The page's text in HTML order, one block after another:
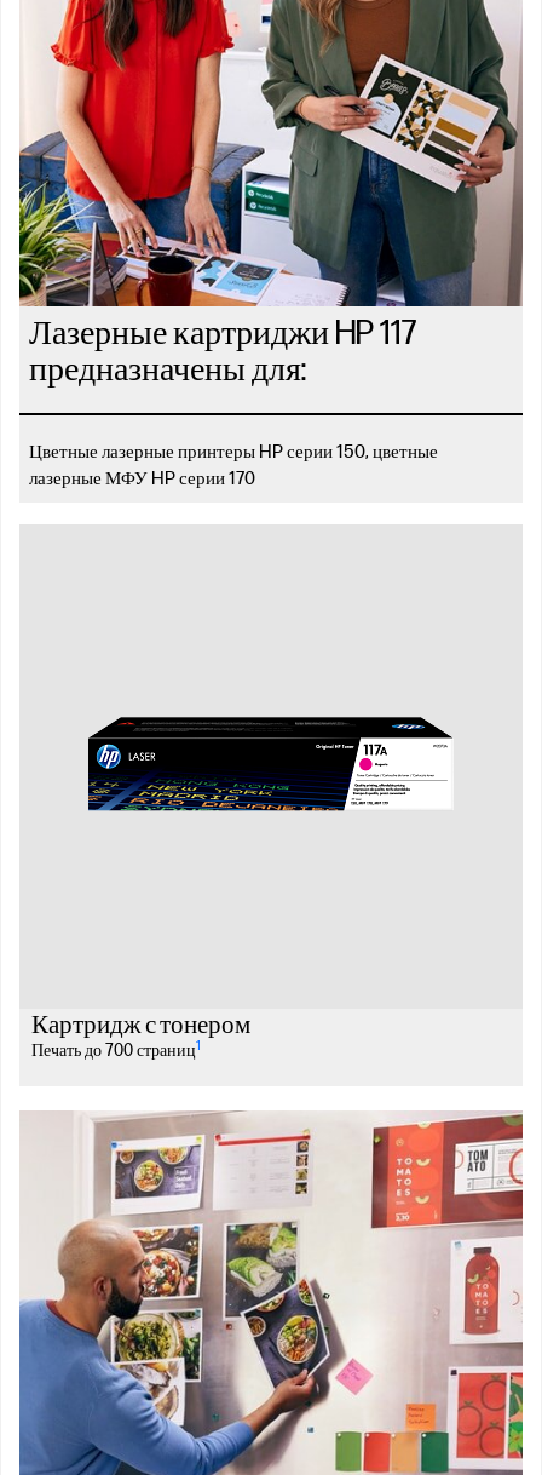
Лазерные картриджи HP 117
предназначены для:
Цветные лазерные принтеры HP серии 150, цветные
лазерные МФУ HP серии 170
Картридж с тонером
Печать до 700 страниц1